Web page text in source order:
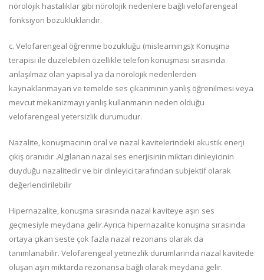
nörolojik hastalıklar gibi nörolojik nedenlere bağlı velofarengeal
fonksiyon bozukluklarıdır.
c. Velofarengeal öğrenme bozukluğu (mislearnings): Konuşma
terapisi ile düzelebilen özellikle telefon konuşması sırasında
anlaşılmaz olan yapısal ya da nörolojik nedenlerden
kaynaklanmayan ve temelde ses çıkarımının yanlış öğrenilmesi veya
mevcut mekanizmayı yanlış kullanmanın neden olduğu
velofarengeal yetersizlik durumudur.
Nazalite, konuşmacının oral ve nazal kavitelerindeki akustik enerji
çıkış oranıdır .Algılanan nazal ses enerjisinin miktarı dinleyicinin
duyduğu nazalitedir ve bir dinleyici tarafından subjektif olarak
değerlendirilebilir
Hipernazalite, konuşma sırasında nazal kaviteye aşırı ses
geçmesiyle meydana gelir.Ayrıca hipernazalite konuşma sırasında
ortaya çıkan seste çok fazla nazal rezonans olarak da
tanımlanabilir. Velofarengeal yetmezlik durumlarında nazal kavitede
oluşan aşırı miktarda rezonansa bağlı olarak meydana gelir.